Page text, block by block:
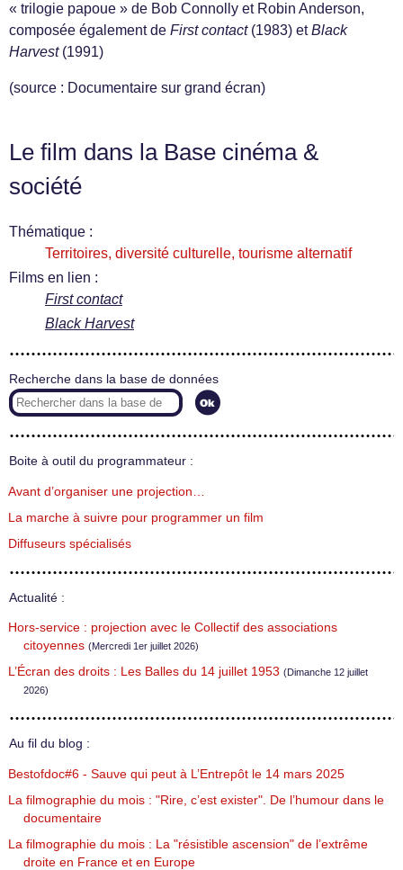
« trilogie papoue » de Bob Connolly et Robin Anderson,
composée également de First contact(1983) etBlack
Harvest(1991)
(source : Documentaire sur grand écran)
Le film dans la Base cinéma &
société
Thématique :
Territoires, diversité culturelle, tourisme alternatif
Films en lien :
First contact
Black Harvest
Recherche dans la base de données
Boite à outil du programmateur :
Avant d’organiser une projection…
La marche à suivre pour programmer un film
Diffuseurs spécialisés
Actualité :
Hors-service : projection avec le Collectif des associations
citoyennes (Mercredi 1er juillet 2026)
L’Écran des droits : Les Balles du 14 juillet 1953 (Dimanche 12 juillet
2026)
Au fil du blog :
Bestofdoc#6 - Sauve qui peut à L’Entrepôt le 14 mars 2025
La filmographie du mois : "Rire, c’est exister". De l’humour dans le
documentaire
La filmographie du mois : La "résistible ascension" de l’extrême
droite en France et en Europe